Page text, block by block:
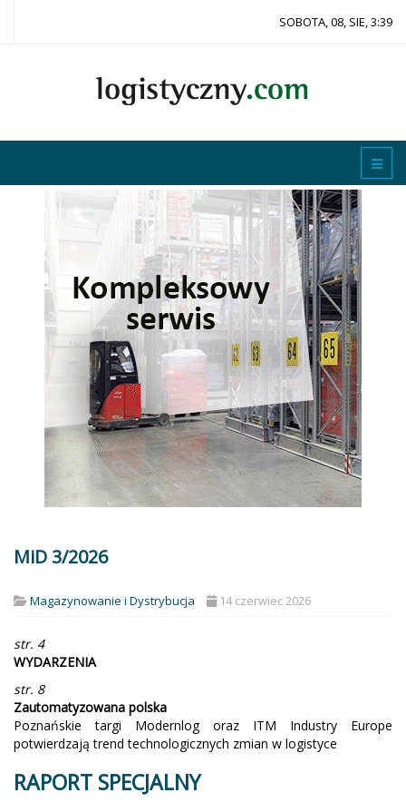
SOBOTA, 08, SIE, 3:39
MiD 3/2026
Magazynowanie i Dystrybucja 14 czerwiec 2026
str. 4
WYDARZENIA
str. 8
Zautomatyzowana polska
Poznańskie targi Modernlog oraz ITM Industry Europe
potwierdzają trend technologicznych zmian w logistyce
RAPORT SPECJALNY